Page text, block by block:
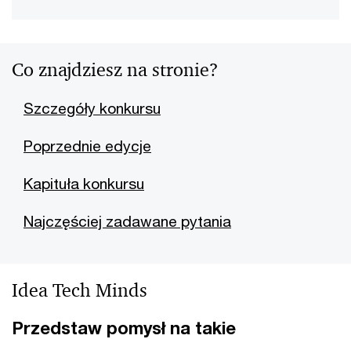
Co znajdziesz na stronie?
Szczegóły konkursu
Poprzednie edycje
Kapituła konkursu
Najczęściej zadawane pytania
Idea Tech Minds
Przedstaw pomysł na takie